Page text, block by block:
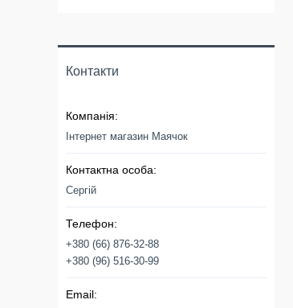
Контакти
Інтернет магазин Маячок
Сергій
+380 (66) 876-32-88
+380 (96) 516-30-99